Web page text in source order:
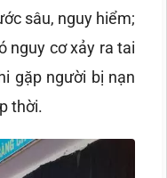
sâu, nguy hiểm;
nguy cơ xảy ra tai
gặp người bị nạn
thời.